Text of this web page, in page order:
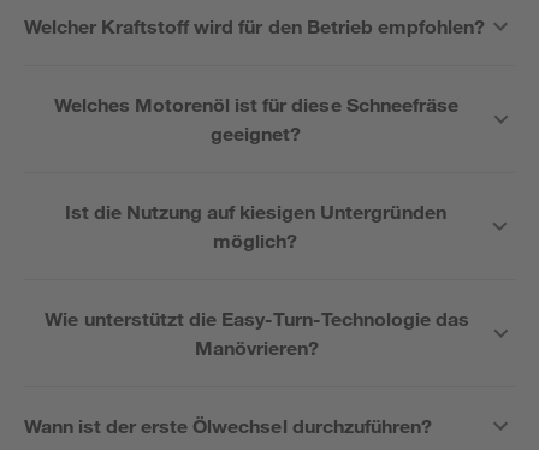
Welcher Kraftstoff wird für den Betrieb empfohlen?
Welches Motorenöl ist für diese Schneefräse
geeignet?
Ist die Nutzung auf kiesigen Untergründen
möglich?
Wie unterstützt die Easy-Turn-Technologie das
Manövrieren?
Wann ist der erste Ölwechsel durchzuführen?